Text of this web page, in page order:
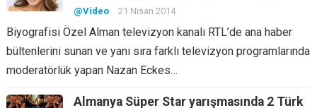
@Video 21 Nisan 2014
Biyografisi Özel Alman televizyon kanalı RTL’de ana haber
bültenlerini sunan ve yanı sıra farklı televizyon programlarında
moderatörlük yapan Nazan Eckes…
Almanya Süper Star yarışmasında 2 Türk